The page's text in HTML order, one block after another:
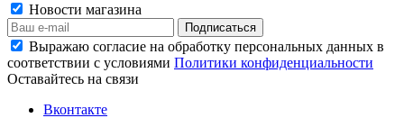
Новости магазина
Выражаю согласие на обработку персональных данных в
соответствии с условиями Политики конфиденциальности
Оставайтесь на связи
Вконтакте